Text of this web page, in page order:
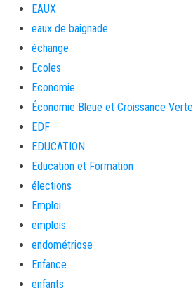
EAUX
eaux de baignade
échange
Ecoles
Economie
Économie Bleue et Croissance Verte
EDF
EDUCATION
Education et Formation
élections
Emploi
emplois
endométriose
Enfance
enfants